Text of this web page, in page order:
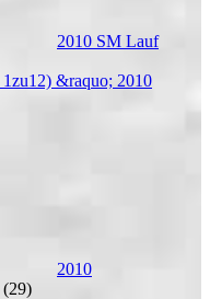
2010 SM Lauf
2010
(29)